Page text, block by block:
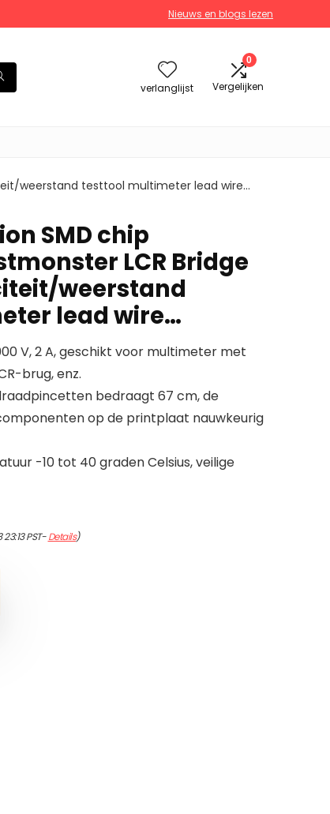
Nieuws en blogs lezen
verlanglijst
0
Vergelijken
weerstand testtool multimeter lead wire…
SMD chip
LCR Bridge
weerstand
lead wire…
V, 2 A, geschikt voor multimeter met
brug, enz.
bedraagt 67 cm, de
op de printplaat nauwkeurig
-10 tot 40 graden Celsius, veilige
PST-Details)